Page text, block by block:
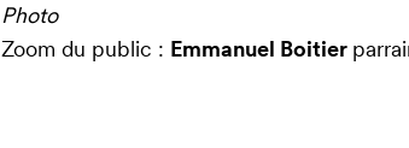
Photo
Zoom du public : Emmanuel Boitier